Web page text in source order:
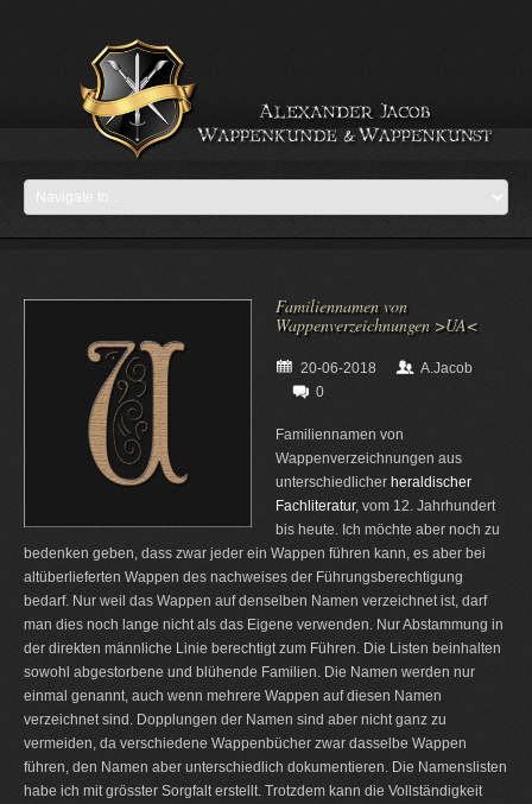
Familiennamen von
Wappenverzeichnungen >UA<
20-06-2018
A.Jacob
0
Familiennamen von
Wappenverzeichnungen aus
unterschiedlicher heraldischer
Fachliteratur, vom 12. Jahrhundert
bis heute. Ich möchte aber noch zu
bedenken geben, dass zwar jeder ein Wappen führen kann, es aber bei
altüberlieferten Wappen des nachweises der Führungsberechtigung
bedarf. Nur weil das Wappen auf denselben Namen verzeichnet ist, darf
man dies noch lange nicht als das Eigene verwenden. Nur Abstammung in
der direkten männliche Linie berechtigt zum Führen. Die Listen beinhalten
sowohl abgestorbene und blühende Familien. Die Namen werden nur
einmal genannt, auch wenn mehrere Wappen auf diesen Namen
verzeichnet sind. Dopplungen der Namen sind aber nicht ganz zu
vermeiden, da verschiedene Wappenbücher zwar dasselbe Wappen
führen, den Namen aber unterschiedlich dokumentieren. Die Namenslisten
habe ich mit grösster Sorgfalt erstellt. Trotzdem kann die Vollständigkeit